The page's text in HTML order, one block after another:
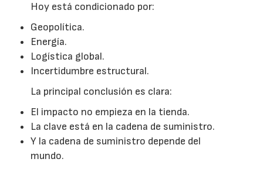
Hoy está condicionado por:
Geopolítica.
Energía.
Logística global.
Incertidumbre estructural.
La principal conclusión es clara:
El impacto no empieza en la tienda.
La clave está en la cadena de suministro.
Y la cadena de suministro depende del
mundo.